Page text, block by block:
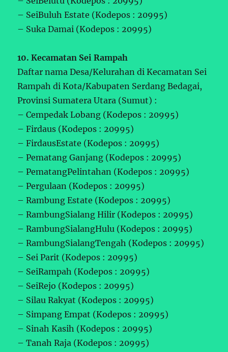
– SeiBuluh Estate (Kodepos : 20995)
– Suka Damai (Kodepos : 20995)
10. Kecamatan Sei Rampah
Daftar nama Desa/Kelurahan di Kecamatan Sei
Rampah di Kota/Kabupaten Serdang Bedagai,
Provinsi Sumatera Utara (Sumut) :
– Cempedak Lobang (Kodepos : 20995)
– Firdaus (Kodepos : 20995)
– FirdausEstate (Kodepos : 20995)
– Pematang Ganjang (Kodepos : 20995)
– PematangPelintahan (Kodepos : 20995)
– Pergulaan (Kodepos : 20995)
– Rambung Estate (Kodepos : 20995)
– RambungSialang Hilir (Kodepos : 20995)
– RambungSialangHulu (Kodepos : 20995)
– RambungSialangTengah (Kodepos : 20995)
– Sei Parit (Kodepos : 20995)
– SeiRampah (Kodepos : 20995)
– SeiRejo (Kodepos : 20995)
– Silau Rakyat (Kodepos : 20995)
– Simpang Empat (Kodepos : 20995)
– Sinah Kasih (Kodepos : 20995)
– Tanah Raja (Kodepos : 20995)